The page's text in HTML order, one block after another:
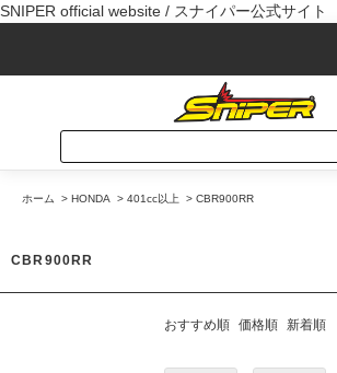
SNIPER official website / スナイパー公式サイト
ホーム > HONDA > 401cc以上 > CBR900RR
CBR900RR
おすすめ順 価格順 新着順